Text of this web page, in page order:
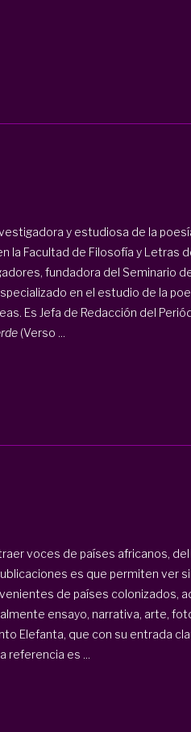
y estudiosa de la
Facultad de Filosofía y Letras
fundadora del Seminario
en el estudio de la
Es Jefa de Redacción del
(Verso ...
voces de países africanos, del
es que permiten ver
de países colonizados,
ensayo, narrativa, arte,
Elefanta, que con su entrada
referencia es ...